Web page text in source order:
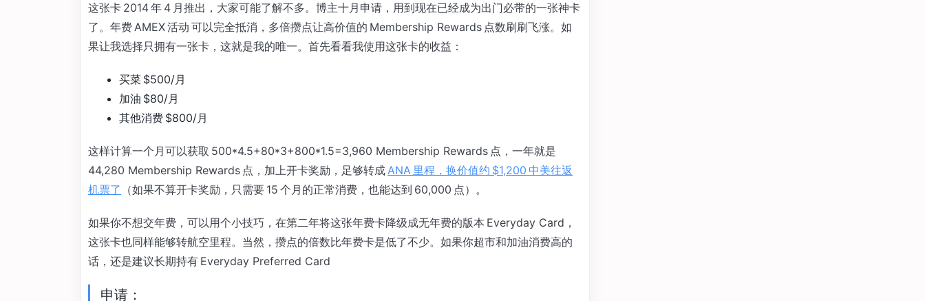
这张卡 2014 年 4 月推出，大家可能了解不多。博主十月申请，用到现在已经成为出门必带的一张神卡
了。年费 AMEX 活动 可以完全抵消，多倍攒点让高价值的 Membership Rewards 点数刷刷飞涨。如
果让我选择只拥有一张卡，这就是我的唯一。首先看看我使用这张卡的收益：
买菜 $500/月
加油 $80/月
其他消费 $800/月
这样计算一个月可以获取 500*4.5+80*3+800*1.5=3,960 Membership Rewards 点，一年就是
44,280 Membership Rewards 点，加上开卡奖励，足够转成ANA 里程，换价值约 $1,200 中美往返
机票了 （如果不算开卡奖励，只需要 15 个月的正常消费，也能达到 60,000 点）。
如果你不想交年费，可以用个小技巧，在第二年将这张年费卡降级成无年费的版本 Everyday Card，
这张卡也同样能够转航空里程。当然，攒点的倍数比年费卡是低了不少。如果你超市和加油消费高的
话，还是建议长期持有 Everyday Preferred Card
申请：